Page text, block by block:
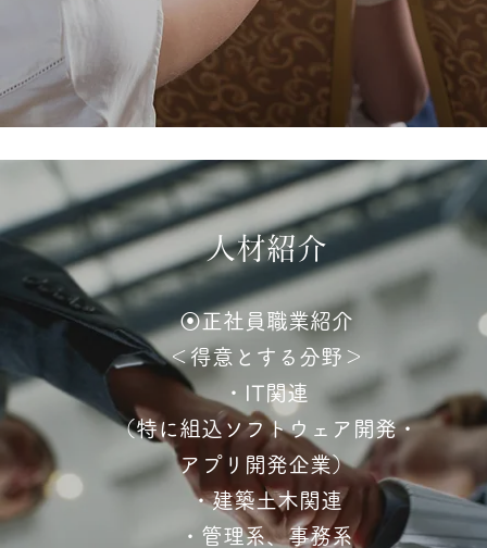
人材紹介
⦿正社員職業紹介
＜得意とする分野＞
・IT関連
（特に組込ソフトウェア開発・
アプリ開発企業）
・建築土木関連
・管理系、事務系